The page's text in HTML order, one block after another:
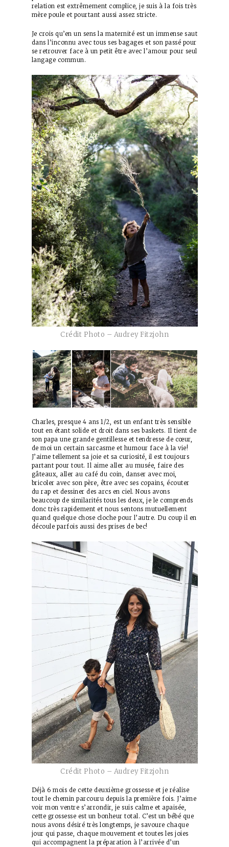
relation est extrêmement complice, je suis à la fois très
mère poule et pourtant aussi assez stricte.
Je crois qu’en un sens la maternité est un immense saut
dans l’inconnu avec tous ses bagages et son passé pour
se retrouver face à un petit être avec l’amour pour seul
langage commun.
Crédit Photo – Audrey Fitzjohn
Charles, presque 4 ans 1/2, est un enfant très sensible
tout en étant solide et droit dans ses baskets. Il tient de
son papa une grande gentillesse et tendresse de cœur,
de moi un certain sarcasme et humour face à la vie!
J’aime tellement sa joie et sa curiosité, il est toujours
partant pour tout. Il aime aller au musée, faire des
gâteaux, aller au café du coin, danser avec moi,
bricoler avec son père, être avec ses copains, écouter
du rap et dessiner des arcs en ciel. Nous avons
beaucoup de similarités tous les deux, je le comprends
donc très rapidement et nous sentons mutuellement
quand quelque chose cloche pour l’autre. Du coup il en
découle parfois aussi des prises de bec!
Crédit Photo – Audrey Fitzjohn
Déjà 6 mois de cette deuxième grossesse et je réalise
tout le chemin parcouru depuis la première fois. J’aime
voir mon ventre s’arrondir, je suis calme et apaisée,
cette grossesse est un bonheur total. C’est un bébé que
nous avons désiré très longtemps, je savoure chaque
jour qui passe, chaque mouvement et toutes les joies
qui accompagnent la préparation à l’arrivée d’un